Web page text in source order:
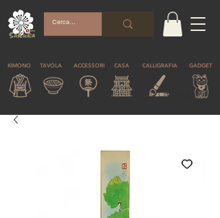
KIMONO TAVOLA ACCESSORI CASA CALLIGRAFIA GADGET
© Copyright